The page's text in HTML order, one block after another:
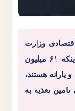
وزارت
تعاون، کار و رفاه اجتماعی با تاکید بر اینکه ۶۱ میلیون
و یارانه هستند،
برای تامین تغذیه به